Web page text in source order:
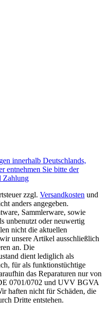
innerhalb Deutschlands,
entnehmen Sie bitte der
Zahlung
zzgl. Versandkosten und
anders angegeben.
Sammlerware, sowie
unbenutzt oder neuwertig
nicht die aktuellen
unsere Artikel ausschließlich
an. Die
dient lediglich als
für als funktionstüchtige
das Reparaturen nur von
0701/0702 und UVV BGVA
haften nicht für Schäden, die
Dritte entstehen.